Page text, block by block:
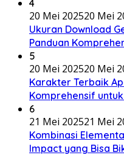
4
20 Mei 202520 Mei
Ukuran Download
Panduan
5
20 Mei 202520 Mei
Karakter Terbaik
Komprehensif
6
21 Mei 202521 Mei
Kombinasi
Impact yang Bisa